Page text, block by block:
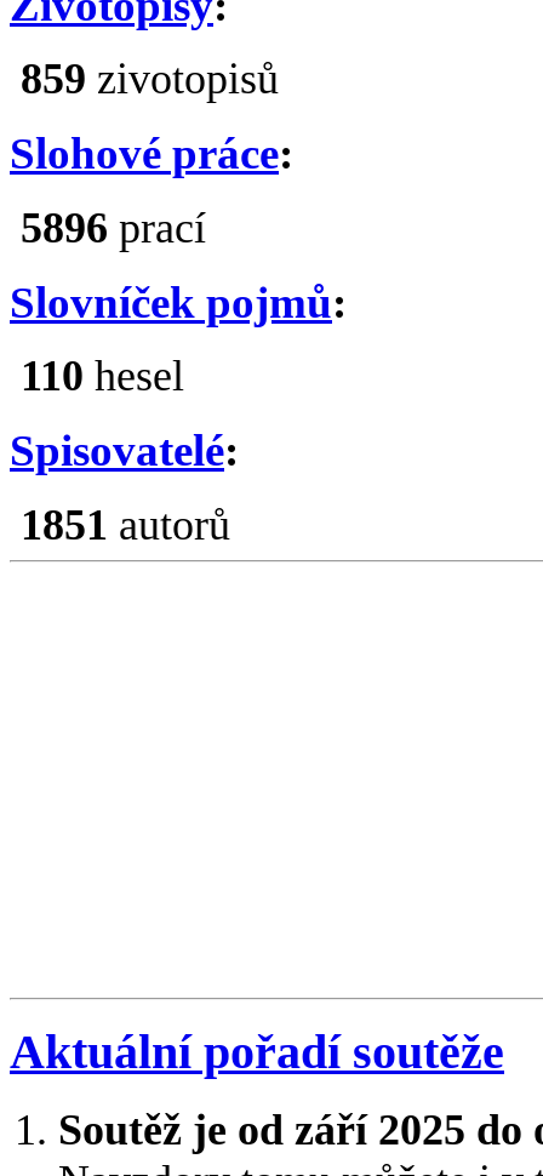
4855textů
Životopisy:
859zivotopisů
Slohové práce:
5896prací
Slovníček pojmů
110hesel